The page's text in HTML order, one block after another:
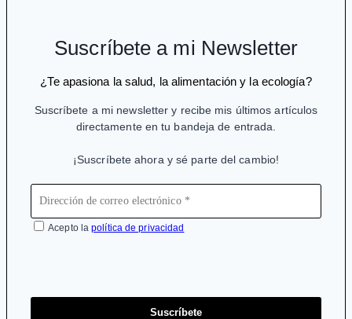
Suscríbete a mi Newsletter
¿Te apasiona la salud, la alimentación y la ecología?
Suscríbete a mi newsletter y recibe mis últimos artículos
directamente en tu bandeja de entrada.
¡Suscríbete ahora y sé parte del cambio!
Acepto lapolítica de privacidad
Suscríbete